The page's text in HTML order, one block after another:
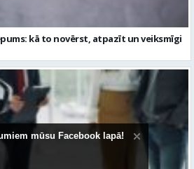
kā to novērst, atpazīt un veiksmīgi
mūsu Facebook lapā!